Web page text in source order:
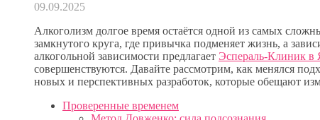
09.09.2025
Алкоголизм долгое время остаётся одной из самых
замкнутого круга, где привычка подменяет жизнь, а
алкогольной зависимости предлагает Эспераль-Клиник в
совершенствуются. Давайте рассмотрим, как менялся
новых и перспективных разработок, которые обещают
Проверенные временем